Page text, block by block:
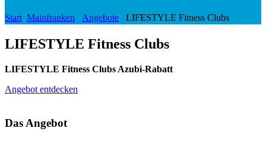
Start Mainfranken Angebote LIFESTYLE Fitness Clubs
LIFESTYLE Fitness Clubs
LIFESTYLE Fitness Clubs Azubi-Rabatt
Angebot entdecken
Das Angebot